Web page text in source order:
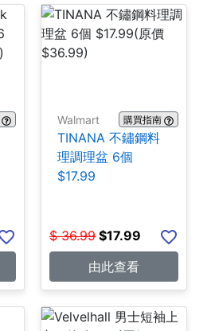
Walmart 購買指南
TINANA 不鏽鋼料
理調理盆 6個
$17.99
$ 36.99 $17.99
由此查看